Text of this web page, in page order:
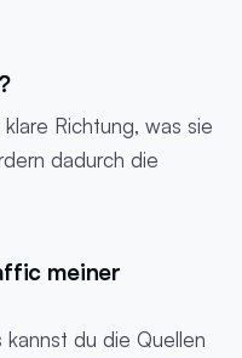
Richtung, was sie
dadurch die
meiner
du die Quellen